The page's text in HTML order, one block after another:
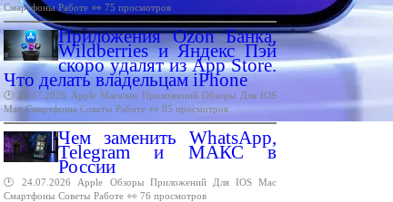
Смартфоны Работе 👀 75 просмотров
Приложения Ozon Банка,
Wildberries и Яндекс Пэй
скоро удалят из App Store.
Что делать владельцам iPhone
🕑 24.07.2026 Apple Магазин Приложений Обзоры Для IOS
Mac Смартфоны Советы Работе 👀 85 просмотров
Чем заменить WhatsApp,
Telegram и МАКС в
России
🕑 24.07.2026 Apple Обзоры Приложений Для IOS Mac
Смартфоны Советы Работе 👀 76 просмотров